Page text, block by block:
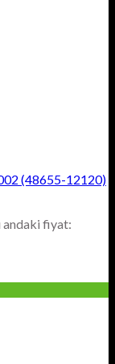
(48655-12120)
andaki fiyat: